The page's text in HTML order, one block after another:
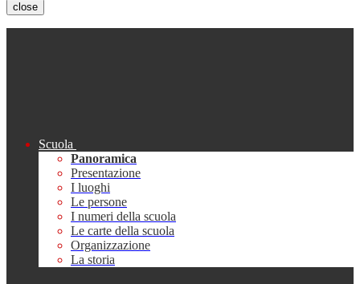
close
Scuola
Panoramica
Presentazione
I luoghi
Le persone
I numeri della scuola
Le carte della scuola
Organizzazione
La storia